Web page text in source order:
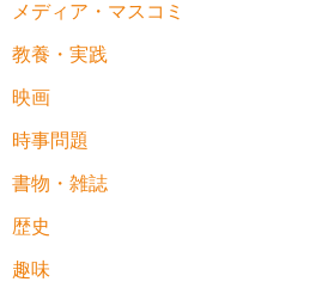
メディア・マスコミ
教養・実践
映画
時事問題
書物・雑誌
歴史
趣味